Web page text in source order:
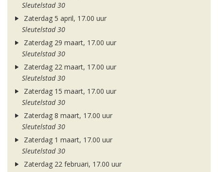
Sleutelstad 30
Zaterdag 5 april, 17.00 uur
Sleutelstad 30
Zaterdag 29 maart, 17.00 uur
Sleutelstad 30
Zaterdag 22 maart, 17.00 uur
Sleutelstad 30
Zaterdag 15 maart, 17.00 uur
Sleutelstad 30
Zaterdag 8 maart, 17.00 uur
Sleutelstad 30
Zaterdag 1 maart, 17.00 uur
Sleutelstad 30
Zaterdag 22 februari, 17.00 uur